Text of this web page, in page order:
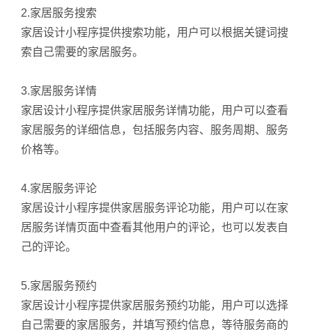
2.家居服务搜索
家居设计小程序提供搜索功能，用户可以根据关键词搜
索自己需要的家居服务。
3.家居服务详情
家居设计小程序提供家居服务详情功能，用户可以查看
家居服务的详细信息，包括服务内容、服务周期、服务
价格等。
4.家居服务评论
家居设计小程序提供家居服务评论功能，用户可以在家
居服务详情页面中查看其他用户的评论，也可以发表自
己的评论。
5.家居服务预约
家居设计小程序提供家居服务预约功能，用户可以选择
自己需要的家居服务，并填写预约信息，等待服务商的